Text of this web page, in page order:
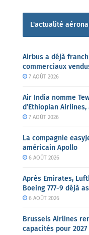
L'actualité
Airbus a déjà
commerciaux
7 AOÛT 2026
Air India nomme
d’Ethiopian
7 AOÛT 2026
La compagnie
américain Apollo
6 AOÛT 2026
Après Emirates,
Boeing 777-9 déjà
6 AOÛT 2026
Brussels Airlines
capacités pour 2027